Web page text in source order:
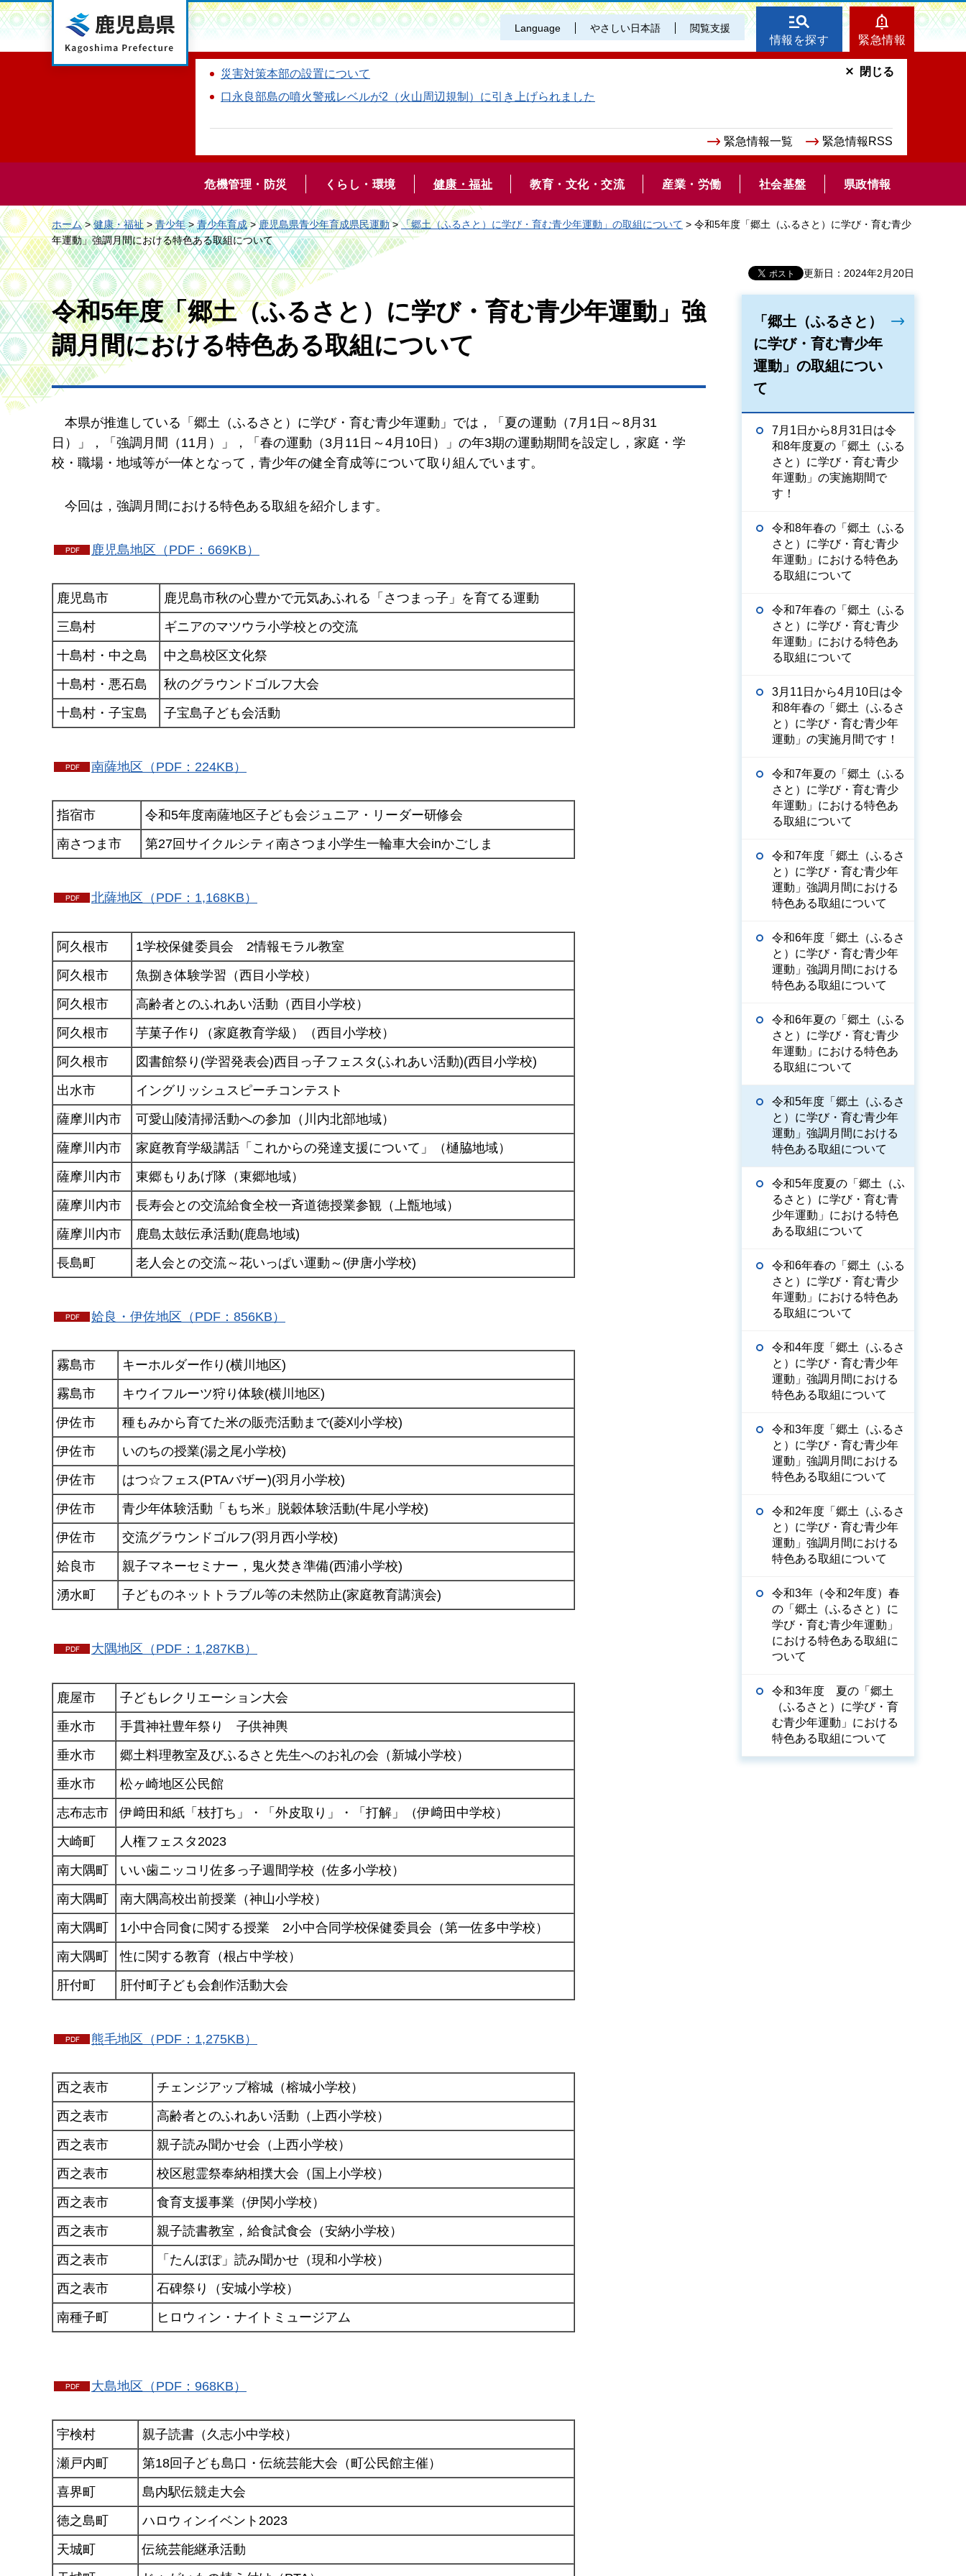
鹿児島県 Language やさしい日本語 閲覧支援
情報を探す 緊急情報
災害対策本部の設置について
口永良部島の噴火警戒レベルが2（火山周辺規制）に引き上げられました
緊急情報一覧 緊急情報RSS
閉じる
危機管理・防災 くらし・環境 健康・福祉 教育・文化・交流 産業・労働 社会基盤 県政情報
ホーム>健康・福祉>青少年>青少年育成>鹿児島県青少年育成県民運動>「郷土（ふるさと）に学び・育む青少年運動」の取組について > 令和5年度「郷土（ふるさと）に学び・育む青少
年運動」強調月間における特色ある取組について
更新日：2024年2月20日
令和5年度「郷土（ふるさと）に学び・育む青少年運動」強
調月間における特色ある取組について
本県が推進している「郷土（ふるさと）に学び・育む青少年運動」では，「夏の運動（7月1日～8月31
日）」，「強調月間（11月）」，「春の運動（3月11日～4月10日）」の年3期の運動期間を設定し，家庭・学
校・職場・地域等が一体となって，青少年の健全育成等について取り組んでいます。
今 回は，強調月間における特色ある取組を紹介します。
鹿児島地区（PDF：669KB）
鹿児島市
鹿児島市秋の心豊かで元気あふれる「さつまっ子」を育てる運動
三島村
ギニアのマツウラ小学校との交流
十島村・中之島
中之島校区文化祭
十島村・悪石島
秋のグラウンドゴルフ大会
十島村・子宝島
子宝島子ども会活動
南薩地区（PDF：224KB）
指宿市
令和5年度南薩地区子ども会ジュニア・リーダー研修会
南さつま市
第27回サイクルシティ南さつま小学生一輪車大会inかごしま
北薩地区（PDF：1,168KB）
阿久根市 1学校保健委員会 2情報モラル教室
阿久根市
魚捌き体験学習（西目小学校）
阿久根市
高齢者とのふれあい活動（西目小学校）
阿久根市
芋菓子作り（家庭教育学級）（西目小学校）
阿久根市
図書館祭り(学習発表会)西目っ子フェスタ(ふれあい活動)(西目小学校)
出水市
イングリッシュスピーチコンテスト
薩摩川内市
可愛山陵清掃活動への参加（川内北部地域）
薩摩川内市
家庭教育学級講話「これからの発達支援について」（樋脇地域）
薩摩川内市
東郷もりあげ隊（東郷地域）
薩摩川内市
長寿会との交流給食全校一斉道徳授業参観（上甑地域）
薩摩川内市
鹿島太鼓伝承活動(鹿島地域)
長島町
老人会との交流～花いっぱい運動～(伊唐小学校)
姶良・伊佐地区（PDF：856KB）
霧島市
キーホルダー作り(横川地区)
霧島市
キウイフルーツ狩り体験(横川地区)
伊佐市
種もみから育てた米の販売活動まで(菱刈小学校)
伊佐市
いのちの授業(湯之尾小学校)
伊佐市
はつ☆フェス(PTAバザー)(羽月小学校)
伊佐市
青少年体験活動「もち米」脱穀体験活動(牛尾小学校)
伊佐市
交流グラウンドゴルフ(羽月西小学校)
姶良市
親子マネーセミナー，鬼火焚き準備(西浦小学校)
湧水町
子どものネットトラブル等の未然防止(家庭教育講演会)
大隅地区（PDF：1,287KB）
鹿屋市
子どもレクリエーション大会
垂水市
手貫神社豊年祭り 子供神輿
垂水市
郷土料理教室及びふるさと先生へのお礼の会（新城小学校）
垂水市
松ヶ崎地区公民館
志布志市
伊﨑田和紙「枝打ち」・「外皮取り」・「打解」（伊﨑田中学校）
大崎町
人権フェスタ2023
南大隅町
いい歯ニッコリ佐多っ子週間学校（佐多小学校）
南大隅町
南大隅高校出前授業（神山小学校）
南大隅町
1小中合同食に関する授業 2小中合同学校保健委員会（第一佐多中学校）
南大隅町
性に関する教育（根占中学校）
肝付町
肝付町子ども会創作活動大会
熊毛地区（PDF：1,275KB）
西之表市
チェンジアップ榕城（榕城小学校）
西之表市
高齢者とのふれあい活動（上西小学校）
西之表市
親子読み聞かせ会（上西小学校）
西之表市
校区慰霊祭奉納相撲大会（国上小学校）
西之表市
食育支援事業（伊関小学校）
西之表市
親子読書教室，給食試食会（安納小学校）
西之表市
「たんぽぽ」読み聞かせ（現和小学校）
西之表市
石碑祭り（安城小学校）
南種子町
ヒロウィン・ナイトミュージアム
大島地区（PDF：968KB）
宇検村
親子読書（久志小中学校）
瀬戸内町
第18回子ども島口・伝統芸能大会（町公民館主催）
喜界町
島内駅伝競走大会
徳之島町
ハロウィンイベント2023
天城町
伝統芸能継承活動
「郷土（ふるさと）
に学び・育む青少年
運動」の取組につい
て
7月1日から8月31日は令
和8年度夏の「郷土（ふる
さと）に学び・育む青少
年運動」の実施期間で
す！
令和8年春の「郷土（ふる
さと）に学び・育む青少
年運動」における特色あ
る取組について
令和7年春の「郷土（ふる
さと）に学び・育む青少
年運動」における特色あ
る取組について
3月11日から4月10日は令
和8年春の「郷土（ふるさ
と）に学び・育む青少年
運動」の実施月間です！
令和7年夏の「郷土（ふる
さと）に学び・育む青少
年運動」における特色あ
る取組について
令和7年度「郷土（ふるさ
と）に学び・育む青少年
運動」強調月間における
特色ある取組について
令和6年度「郷土（ふるさ
と）に学び・育む青少年
運動」強調月間における
特色ある取組について
令和6年夏の「郷土（ふる
さと）に学び・育む青少
年運動」における特色あ
る取組について
令和5年度「郷土（ふるさ
と）に学び・育む青少年
運動」強調月間における
特色ある取組について
令和5年度夏の「郷土（ふ
るさと）に学び・育む青
少年運動」における特色
ある取組について
令和6年春の「郷土（ふる
さと）に学び・育む青少
年運動」における特色あ
る取組について
令和4年度「郷土（ふるさ
と）に学び・育む青少年
運動」強調月間における
特色ある取組について
令和3年度「郷土（ふるさ
と）に学び・育む青少年
運動」強調月間における
特色ある取組について
令和2年度「郷土（ふるさ
と）に学び・育む青少年
運動」強調月間における
特色ある取組について
令和3年（令和2年度）春
の「郷土（ふるさと）に
学び・育む青少年運動」
における特色ある取組に
ついて
令和3年度 夏の「郷土
（ふるさと）に学び・育
む青少年運動」における
特色ある取組について